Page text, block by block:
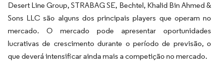
Desert Line Group, STRABAG SE, Bechtel, Khalid Bin Ahmed &
Sons LLC são alguns dos principais players que operam no
mercado. O mercado pode apresentar oportunidades
lucrativas de crescimento durante o período de previsão, o
que deverá intensificar ainda mais a competição no mercado.